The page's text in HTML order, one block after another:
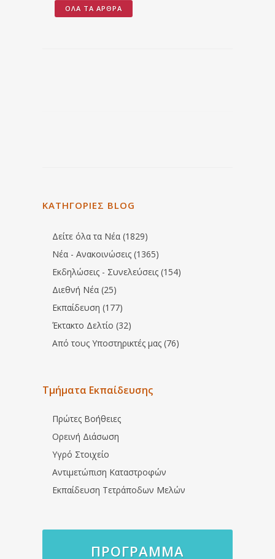
ΌΛΑ ΤΑ ΆΡΘΡΑ
ΚΑΤΗΓΟΡΙΕΣ BLOG
Δείτε όλα τα Νέα (1829)
Νέα - Ανακοινώσεις (1365)
Εκδηλώσεις - Συνελεύσεις (154)
Διεθνή Νέα (25)
Εκπαίδευση (177)
Έκτακτο Δελτίο (32)
Από τους Υποστηρικτές μας (76)
Τμήματα Εκπαίδευσης
Πρώτες Βοήθειες
Ορεινή Διάσωση
Υγρό Στοιχείο
Αντιμετώπιση Καταστροφών
Εκπαίδευση Τετράποδων Μελών
ΠΡΌΓΡΑΜΜΑ